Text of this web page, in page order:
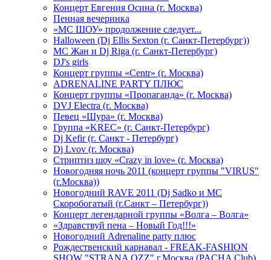
Концерт Евгения Осина (г. Москва)
Пенная вечеринка
«МС ШОУ» продолжение следует...
Halloween (Dj Ellis Sexton (г. Санкт-Петербург))
МС Жан и Dj Riga (г. Санкт-Петербург)
DJ's girls
Концерт группы «Centr» (г. Москва)
ADRENALINE PARTY ПЛЮС
Концерт группы «Пропаганда» (г. Москва)
DVJ Electra (г. Москва)
Певец «Шура» (г. Москва)
Группа «KREC» (г. Санкт-Петербург)
Dj Kefir (г. Санкт - Петербург)
Dj Lvov (г. Москва)
Стриптиз шоу «Crazy in love» (г. Москва)
Новогодняя ночь 2011 (концерт группы "VIRUS"
(г.Москва))
Новогодний RAVE 2011 (Dj Sadko и MC
Скоробогатый (г.Санкт – Петербург))
Концерт легендарной группы «Волга – Волга»
«Здравствуй пена – Новый Год!!!»
Новогодний Adrenaline party плюс
Рождественский карнавал - FREAK-FASHION
SHOW "STRANA OZZ" г.Москва (PACHA Club)